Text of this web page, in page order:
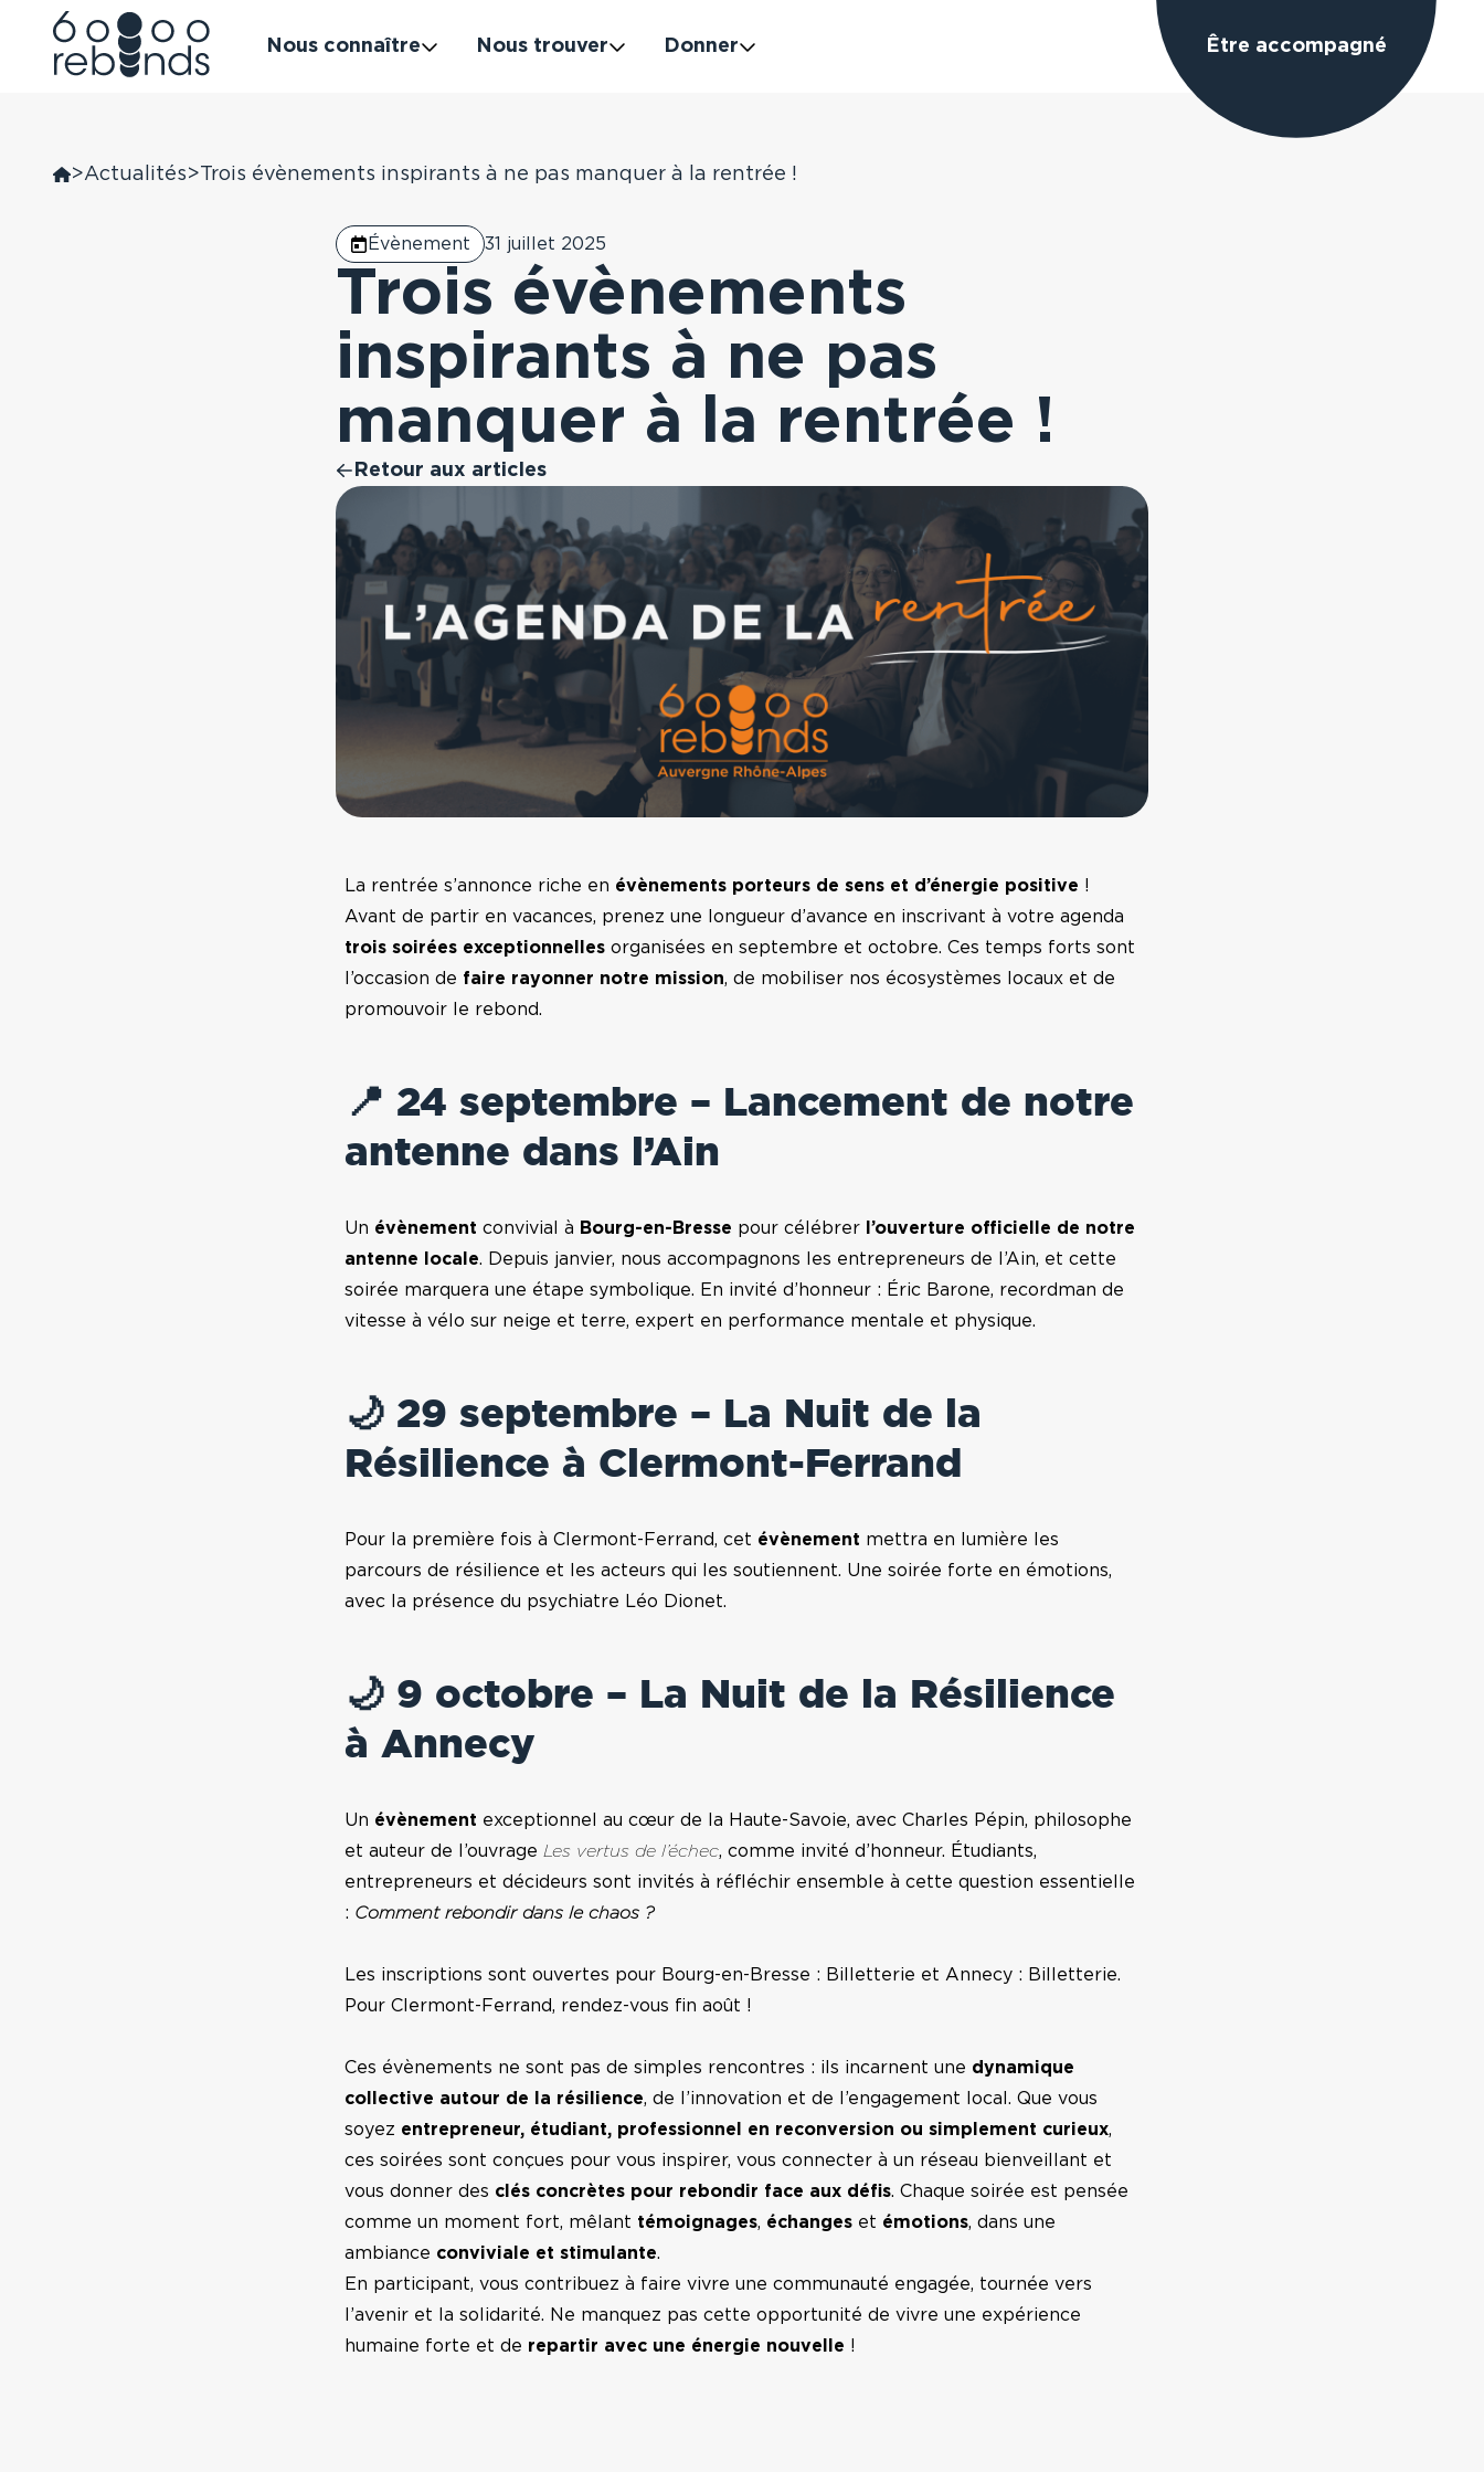
contenu
Nous connaître Nous trouver Donner Être accompagné
>Actualités>Trois évènements inspirants à ne pas manquer à la rentrée !
Évènement 31 juillet 2025
Trois évènements
inspirants à ne pas
manquer à la rentrée !
Retour aux articles
La rentrée s’annonce riche en évènements porteurs de sens et d’énergie positive !
Avant de partir en vacances, prenez une longueur d’avance en inscrivant à votre agenda
trois soirées exceptionnelles organisées en septembre et octobre. Ces temps forts sont
l’occasion de faire rayonner notre mission, de mobiliser nos écosystèmes locaux et de
promouvoir le rebond.
📍 24 septembre – Lancement de notre
antenne dans l’Ain
Un évènement convivial à Bourg-en-Bresse pour célébrer
l’ouverture officielle de notre
antenne locale. Depuis janvier, nous accompagnons les entrepreneurs de l’Ain, et cette
soirée marquera une étape symbolique. En invité d’honneur : Éric Barone, recordman de
vitesse à vélo sur neige et terre, expert en performance mentale et physique.
🌙 29 septembre – La Nuit de la
Résilience à Clermont-Ferrand
Pour la première fois à Clermont-Ferrand, cet évènement mettra en lumière les
parcours de résilience et les acteurs qui les soutiennent. Une soirée forte en émotions,
avec la présence du psychiatre Léo Dionet.
🌙 9 octobre – La Nuit de la Résilience
à Annecy
Un évènement exceptionnel au cœur de la Haute-Savoie, avec Charles Pépin, philosophe
et auteur de l’ouvrage Les vertus de l’échec, comme invité d’honneur. Étudiants,
entrepreneurs et décideurs sont invités à réfléchir ensemble à cette question essentielle
: Comment rebondir dans le chaos ?
Les inscriptions sont ouvertes pour Bourg-en-Bresse : Billetterie et Annecy : Billetterie.
Pour Clermont-Ferrand, rendez-vous fin août !
Ces évènements ne sont pas de simples rencontres : ils incarnent une dynamique
collective autour de la résilience, de l’innovation et de l’engagement local. Que vous
soyez entrepreneur, étudiant, professionnel en reconversion ou simplement curieux,
ces soirées sont conçues pour vous inspirer, vous connecter à un réseau bienveillant et
vous donner des clés concrètes pour rebondir face aux défis. Chaque soirée est pensée
comme un moment fort, mêlant témoignages, échanges et émotions, dans une
ambiance conviviale et stimulante.
En participant, vous contribuez à faire vivre une communauté engagée, tournée vers
l’avenir et la solidarité. Ne manquez pas cette opportunité de vivre une expérience
humaine forte et de repartir avec une énergie nouvelle !